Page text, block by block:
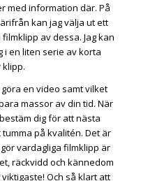
med information där. På
kan jag välja ut ett
av dessa. Jag kan
i en liten serie av korta
en video samt vilket
massor av din tid. När
dig för att nästa
på kvalitén. Det är
vardagliga filmklipp är
räckvidd och kännedom
Och så klart att